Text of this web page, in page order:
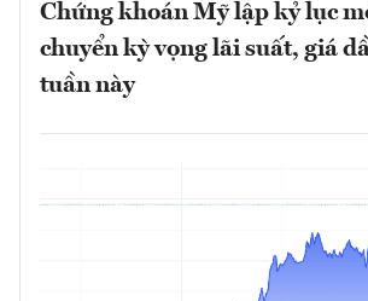
Chứng khoán Mỹ lập kỷ lục
chuyển kỳ vọng lãi suất, giá
tuần này